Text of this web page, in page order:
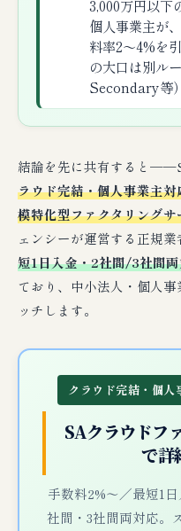
3,000万円以下
個人事業主が
料率2〜4%を
の大口は別ル
Secondary等
結論を先に共有すると
ラウド完結・個人事業主
模特化型ファクタリングサ
ェンシーが運営する正規業
短1日入金・2社間/3社間
ており、中小法人・個人
ッチします。
クラウド完結・個
SAクラウドフ
で詳
手数料2%〜／最短1
社間・3社間両対応。